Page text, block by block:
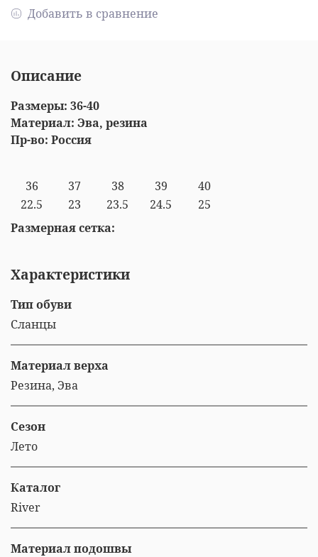
Добавить в сравнение
Описание
Размеры: 36-40
Материал: Эва, резина
Пр-во: Россия
Размерная сетка:
36 37 38 39
40
22.5
23 23.5 24.5 25
Характеристики
Тип обуви
Сланцы
Материал верха
Резина, Эва
Сезон
Лето
Каталог
River
Материал подошвы